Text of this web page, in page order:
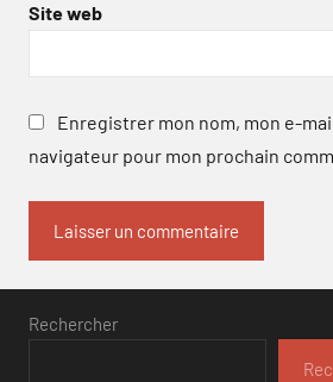
Site web
Enregistrer mon nom, mon e-
navigateur pour mon prochain
Rechercher